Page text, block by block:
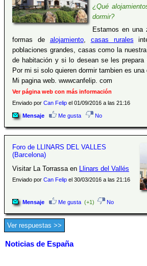
¿Qué
dormir?
Estamos en una
formas de alojamiento, casas rurales
poblaciones grandes, casas como la
de habitación y si lo desean se les
Por mi si solo quieren dormir tambien es una
Mi pagina web. wwwcanfelip. com
Ver página web con más información
Enviado por Can Felip el 01/09/2016 a las 21:16
Mensaje Me gusta No
Foro de LLINARS DEL VALLES
(Barcelona)
Visitar La Torrassa en Llinars del Vallés
Enviado por Can Felip el 30/03/2016 a las 21:16
Mensaje Me gusta (+1) No
Ver respuestas >>
Noticias de España